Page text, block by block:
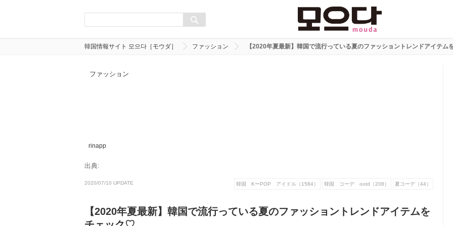
韓国情報サイト 모으다［モウダ］ ファッション 【2020年夏最新】韓国で流行っている夏のファッショントレンドアイテム
ファッション
rinapp
出典:
2020/07/10 UPDATE 韓国 KーPOP アイドル（1584） 韓国 コーデ ootd（208） 夏コーデ（44）
【2020年夏最新】韓国で流行っている夏のファッショントレンドアイテムを